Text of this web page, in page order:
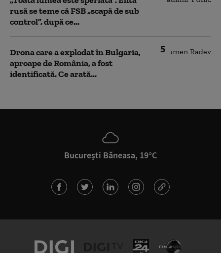
rusă se teme că FSB „scapă de sub
control”, după ce...
5
Drona care a explodat în Bulgaria,
aproape de România, a fost
identificată. Ce arată...
București Băneasa, 19°C